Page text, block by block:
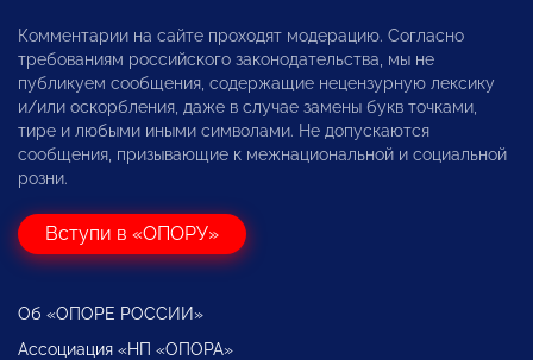
Комментарии на сайте проходят модерацию. Согласно
требованиям российского законодательства, мы не
публикуем сообщения, содержащие нецензурную лексику
и/или оскорбления, даже в случае замены букв точками,
тире и любыми иными символами. Не допускаются
сообщения, призывающие к межнациональной и социальной
розни.
Вступи в «ОПОРУ»
Об «ОПОРЕ РОССИИ»
Ассоциация «НП «ОПОРА»